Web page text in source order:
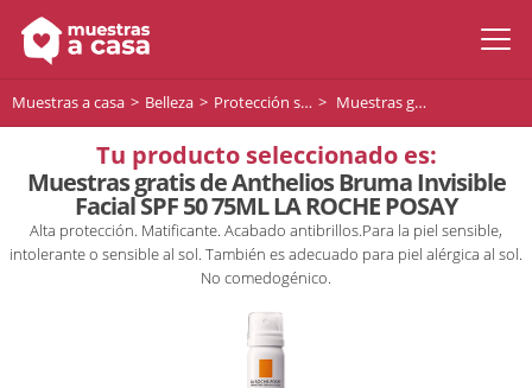
Muestras a casa Belleza Protección solar Muestras gratis de Anthelios Bruma Invisible Facial SPF 50 75ML LA ROCHE POSAY
Tu producto seleccionado es:
Muestras gratis de Anthelios Bruma Invisible
Facial SPF 50 75ML LA ROCHE POSAY
Alta protección. Matificante. Acabado antibrillos.Para la piel sensible,
intolerante o sensible al sol. También es adecuado para piel alérgica al sol.
No comedogénico.